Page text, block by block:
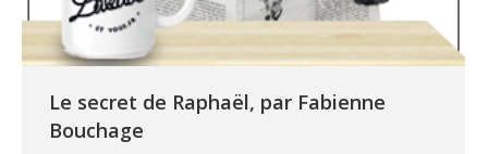
Le secret de Raphaël, par Fabienne
Bouchage